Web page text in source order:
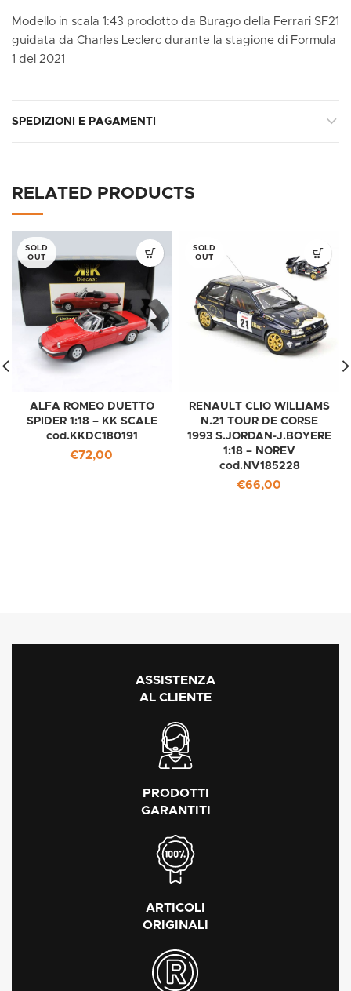
Modello in scala 1:43 prodotto da Burago della Ferrari SF21
guidata da Charles Leclerc durante la stagione di Formula
1 del 2021
SPEDIZIONI E PAGAMENTI
RELATED PRODUCTS
SOLD
OUT
ALFA ROMEO DUETTO
SPIDER 1:18 – KK SCALE
cod.KKDC180191
€72,00
SOLD
OUT
RENAULT CLIO WILLIAMS
N.21 TOUR DE CORSE
1993 S.JORDAN-J.BOYERE
1:18 – NOREV
cod.NV185228
€66,00
ASSISTENZA
AL CLIENTE
PRODOTTI
GARANTITI
ARTICOLI
ORIGINALI